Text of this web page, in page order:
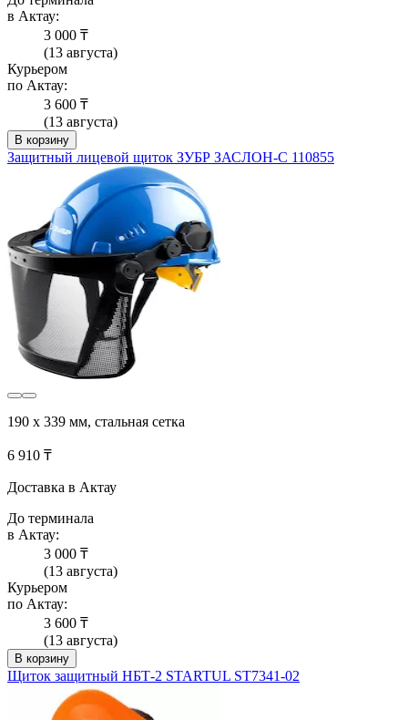
в Актау:
3 000 ₸
(13 августа)
Курьером
по Актау:
3 600 ₸
(13 августа)
В корзину
Защитный лицевой щиток ЗУБР ЗАСЛОН-С 110855
190 х 339 мм, стальная сетка
6 910 ₸
Доставка в Актау
До терминала
в Актау:
3 000 ₸
(13 августа)
Курьером
по Актау:
3 600 ₸
(13 августа)
В корзину
Щиток защитный НБТ-2 STARTUL ST7341-02